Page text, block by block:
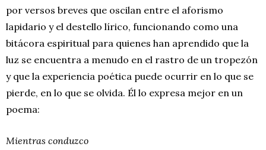
por versos breves que oscilan entre el aforismo
lapidario y el destello lírico, funcionando como una
bitácora espiritual para quienes han aprendido que la
luz se encuentra a menudo en el rastro de un tropezón
y que la experiencia poética puede ocurrir en lo que se
pierde, en lo que se olvida. Él lo expresa mejor en un
poema:
Mientras conduzco